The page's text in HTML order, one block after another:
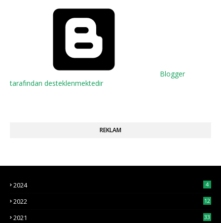
Blogger
tarafından desteklenmektedir
REKLAM
2024 4
2022 12
2021 33